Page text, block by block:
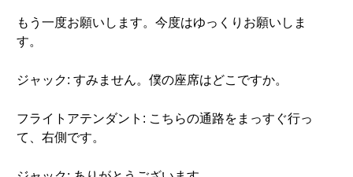
もう一度お願いします。今度はゆっくりお願いしま
す。
ジャック: すみません。僕の座席はどこですか。
フライトアテンダント: こちらの通路をまっすぐ行っ
て、右側です。